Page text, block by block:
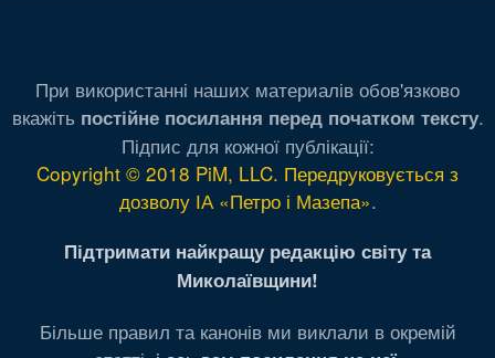
При використанні наших материалів обов'язково
вкажіть постійне посилання перед початком тексту.
Підпис для кожної публікації:
Copyright © 2018 PiM, LLC. Передруковується з
дозволу ІА «Петро і Мазепа».
Підтримати найкращу редакцію світу та
Миколаївщини!
Більше правил та канонів ми виклали в окремій